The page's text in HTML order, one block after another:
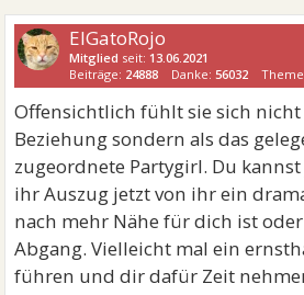
ElGatoRojo
Mitglied seit: 13.06.2021
Beiträge: 24888 Danke:56032
Offensichtlich fühlt sie sich
Beziehung sondern als das
zugeordnete Partygirl. Du
ihr Auszug jetzt von ihr ein
nach mehr Nähe für dich ist
Abgang. Vielleicht mal ein
führen und dir dafür Zeit